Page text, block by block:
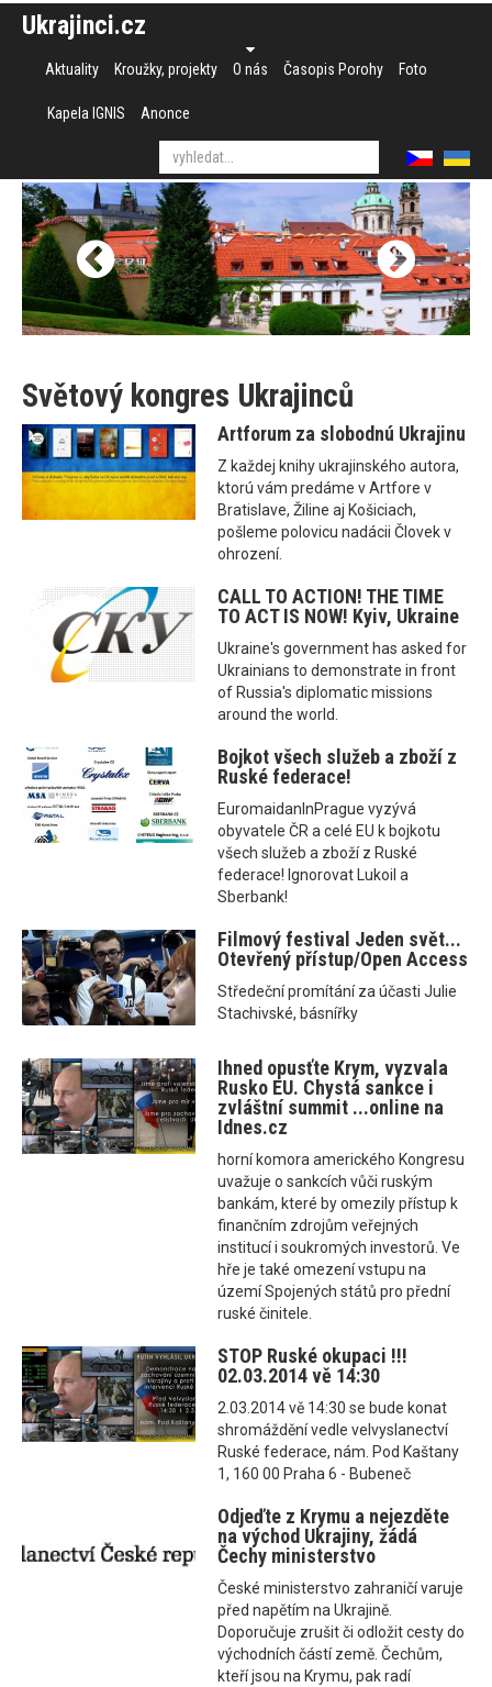
Ukrajinci.cz
Aktuality Kroužky, projekty O nás Časopis Porohy Foto
Kapela IGNIS Anonce
Světový kongres Ukrajinců
Artforum za slobodnú Ukrajinu
Z každej knihy ukrajinského autora,
ktorú vám predáme v Artfore v
Bratislave, Žiline aj Košiciach,
pošleme polovicu nadácii Človek v
ohrození.
CALL TO ACTION! THE TIME
TO ACT IS NOW! Kyiv, Ukraine
Ukraine's government has asked for
Ukrainians to demonstrate in front
of Russia's diplomatic missions
around the world.
Bojkot všech služeb a zboží z
Ruské federace!
EuromaidanInPrague vyzývá
obyvatele ČR a celé EU k bojkotu
všech služeb a zboží z Ruské
federace! Ignorovat Lukoil a
Sberbank!
Filmový festival Jeden svět...
Otevřený přístup/Open Access
Středeční promítání za účasti Julie
Stachivské, básnířky
Ihned opusťte Krym, vyzvala
Rusko EU. Chystá sankce i
zvláštní summit ...online na
Idnes.cz
horní komora amerického Kongresu
uvažuje o sankcích vůči ruským
bankám, které by omezily přístup k
finančním zdrojům veřejných
institucí i soukromých investorů. Ve
hře je také omezení vstupu na
území Spojených států pro přední
ruské činitele.
STOP Ruské okupaci !!!
02.03.2014 vě 14:30
2.03.2014 vě 14:30 se bude konat
shromáždění vedle velvyslanectví
Ruské federace, nám. Pod Kaštany
1, 160 00 Praha 6 - Bubeneč
Odjeďte z Krymu a nejezděte
na východ Ukrajiny, žádá
Čechy ministerstvo
České ministerstvo zahraničí varuje
před napětím na Ukrajině.
Doporučuje zrušit či odložit cesty do
východních částí země. Čechům,
kteří jsou na Krymu, pak radí